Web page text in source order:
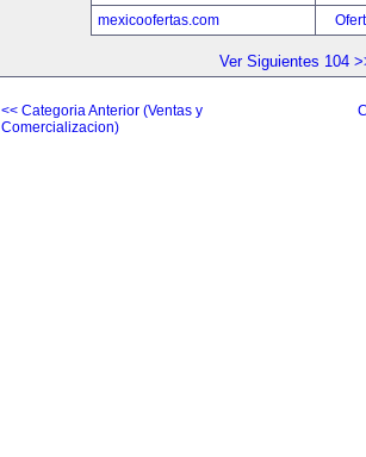
mexicoofertas.com
Ver Siguientes 104
<< Categoria Anterior (Ventas y
Comercializacion)